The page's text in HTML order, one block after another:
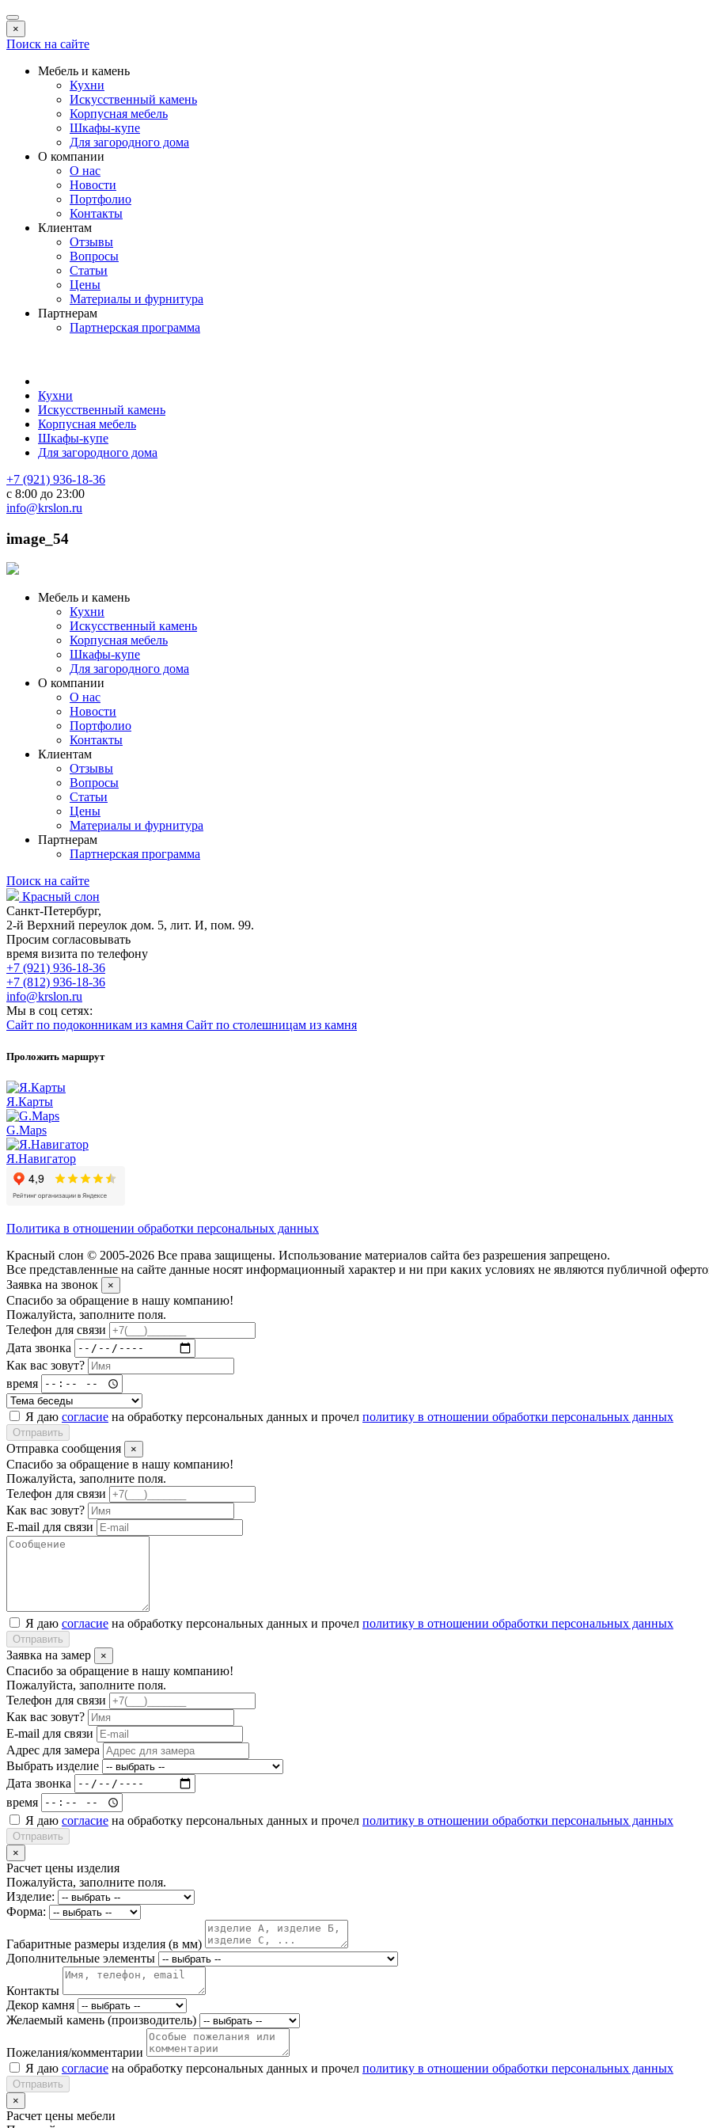
×
Поиск на сайте
Мебель и камень
Кухни
Искусственный камень
Корпусная мебель
Шкафы-купе
Для загородного дома
О компании
О нас
Новости
Портфолио
Контакты
Клиентам
Отзывы
Вопросы
Статьи
Цены
Материалы и фурнитура
Партнерам
Партнерская программа
Кухни
Искусственный камень
Корпусная мебель
Шкафы-купе
Для загородного дома
+7 (921) 936-18-36
с 8:00 до 23:00
info@krslon.ru
image_54
Мебель и камень
Кухни
Искусственный камень
Корпусная мебель
Шкафы-купе
Для загородного дома
О компании
О нас
Новости
Портфолио
Контакты
Клиентам
Отзывы
Вопросы
Статьи
Цены
Материалы и фурнитура
Партнерам
Партнерская программа
Поиск на сайте
Красный слон
Санкт-Петербург,
2-й Верхний переулок дом. 5, лит. И, пом. 99.
Просим согласовывать
время визита по телефону
+7 (921) 936-18-36
+7 (812) 936-18-36
info@krslon.ru
Мы в соц сетях:
Сайт по подоконникам из камня Сайт по столешницам из камня
Проложить маршрут
Я.Карты
G.Maps
Я.Навигатор
Политика в отношении обработки персональных данных
Красный слон © 2005-2026 Все права защищены. Использование материалов сайта без разрешения запрещено.
Все представленные на сайте данные носят информационный характер и ни при каких условиях не являются публичной
Заявка на звонок
×
Спасибо за обращение в нашу компанию!
Пожалуйста, заполните поля.
Телефон для связи
Дата звонка
Как вас зовут?
время
Я даю согласие на обработку персональных данных и прочел политику в отношении обработки персональных данных
Отправить
Отправка сообщения ×
Спасибо за обращение в нашу компанию!
Пожалуйста, заполните поля.
Телефон для связи
Как вас зовут?
E-mail для связи
Я даю согласие на обработку персональных данных и прочел политику в отношении обработки персональных данных
Отправить
Заявка на замер ×
Спасибо за обращение в нашу компанию!
Пожалуйста, заполните поля.
Телефон для связи
Как вас зовут?
E-mail для связи
Адрес для замера
Выбрать изделие
Дата звонка
время
Я даю согласие на обработку персональных данных и прочел политику в отношении обработки персональных данных
Отправить
×
Расчет цены изделия
Пожалуйста, заполните поля.
Изделие:
Форма:
Габаритные размеры изделия (в мм)
Дополнительные элементы
Контакты
Декор камня
Желаемый камень (производитель)
Пожелания/комментарии
Я даю согласие на обработку персональных данных и прочел политику в отношении обработки персональных данных
Отправить
×
Расчет цены мебели